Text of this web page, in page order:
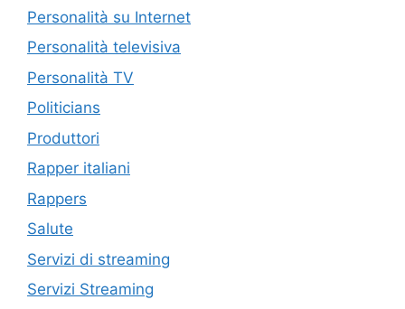
Personalità su Internet
Personalità televisiva
Personalità TV
Politicians
Produttori
Rapper italiani
Rappers
Salute
Servizi di streaming
Servizi Streaming